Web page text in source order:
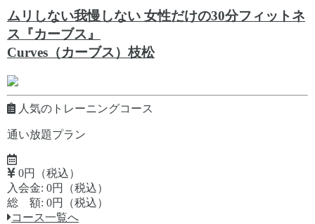
ムリしない我慢しない 女性だけの30分フィットネ
ス『カーブス』
Curves（カーブス）枝松
人気のトレーニングコース
通い放題プラン
0円（税込）
入会金: 0円（税込）
総 額: 0円（税込）
コース一覧へ